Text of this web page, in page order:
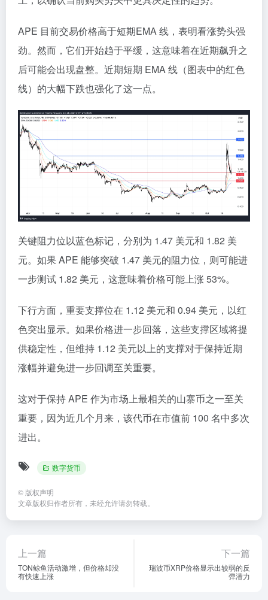
APE 目前交易价格高于短期EMA 线，表明看涨势头强
劲。然而，它们开始趋于平缓，这意味着在近期飙升之
后可能会出现盘整。近期短期 EMA 线（图表中的红色
线）的大幅下跌也强化了这一点。
关键阻力位以蓝色标记，分别为 1.47 美元和 1.82 美
元。如果 APE 能够突破 1.47 美元的阻力位，则可能进
一步测试 1.82 美元，这意味着价格可能上涨 53%。
下行方面，重要支撑位在 1.12 美元和 0.94 美元，以红
色突出显示。如果价格进一步回落，这些支撑区域将提
供稳定性，但维持 1.12 美元以上的支撑对于保持近期
涨幅并避免进一步回调至关重要。
这对于保持 APE 作为市场上最相关的山寨币之一至关
重要，因为近几个月来，该代币在市值前 100 名中多次
进出。
数字货币
© 版权声明
文章版权归作者所有，未经允许请勿转载。
上一篇
TON鲸鱼活动激增，但价格却没
有快速上涨
下一篇
瑞波币XRP价格显示出较弱的反
弹潜力